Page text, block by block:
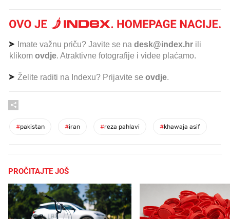
Imate važnu priču? Javite se na desk@index.hr ili
klikom ovdje. Atraktivne fotografije i videe plaćamo.
Želite raditi na Indexu? Prijavite se ovdje.
#pakistan #iran #reza pahlavi #khawaja asif
PROČITAJTE JOŠ